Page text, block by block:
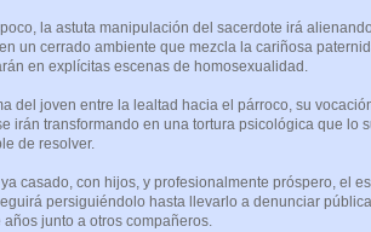
la astuta manipulación del sacerdote irá
un cerrado ambiente que mezcla la cariñosa
en explícitas escenas de homosexualidad.
del joven entre la lealtad hacia el párroco, su
irán transformando en una tortura psicológica que lo
de resolver.
ya casado, con hijos, y profesionalmente próspero, el
persiguiéndolo hasta llevarlo a denunciar
años junto a otros compañeros.